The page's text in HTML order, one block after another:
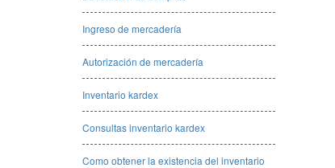
Ingreso de mercadería
Autorización de mercadería
Inventario kardex
Consultas inventario kardex
Como obtener la existencia del inventario